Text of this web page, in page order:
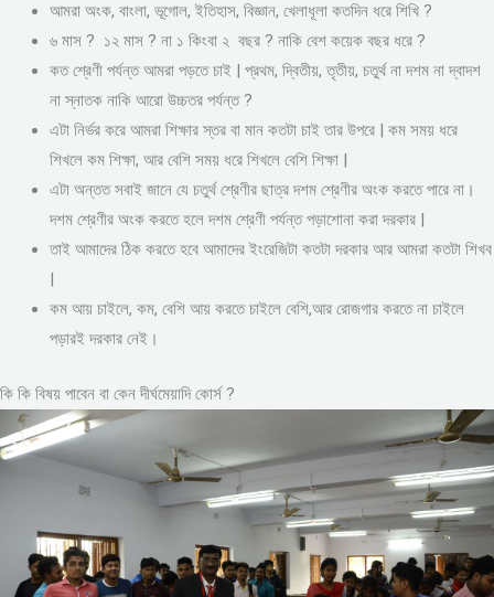
আমরা অংক, বাংলা, ভূগোল, ইতিহাস, বিজ্ঞান, খেলাধূলা কতদিন ধরে শিখি ?
৬ মাস ? ১২ মাস ? না ১ কিংবা ২ বছর ? নাকি বেশ কয়েক বছর ধরে ?
কত শ্রেণী পর্যন্ত আমরা পড়তে চাই | প্রথম, দ্বিতীয়, তৃতীয়, চতুর্থ না দশম না দ্বাদশ
না স্নাতক নাকি আরো উচ্চতর পর্যন্ত ?
এটা নির্ভর করে আমরা শিক্ষার স্তর বা মান কতটা চাই তার উপরে | কম সময় ধরে
শিখলে কম শিক্ষা, আর বেশি সময় ধরে শিখলে বেশি শিক্ষা |
এটা অন্তত সবাই জানে যে চতুর্থ শ্রেণীর ছাত্র দশম শ্রেণীর অংক করতে পারে না।
দশম শ্রেণীর অংক করতে হলে দশম শ্রেণী পর্যন্ত পড়াশোনা করা দরকার |
তাই আমাদের ঠিক করতে হবে আমাদের ইংরেজিটা কতটা দরকার আর আমরা কতটা শিখব
|
কম আয় চাইলে, কম, বেশি আয় করতে চাইলে বেশি,আর রোজগার করতে না চাইলে
পড়ারই দরকার নেই।
কি কি বিষয় পাবেন বা কেন দীর্ঘমেয়াদি কোর্স ?